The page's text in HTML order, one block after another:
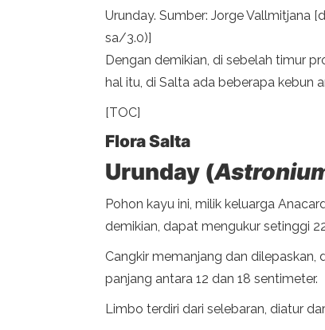
Urunday. Sumber: Jorge
sa/3.0)]
Dengan demikian, di sebelah timur
hal itu, di Salta ada beberapa kebun
[TOC]
Flora Salta
Urunday (
Pohon kayu ini, milik keluarga
demikian, dapat mengukur setinggi
Cangkir memanjang dan dilepaskan,
panjang antara 12 dan 18 sentimeter.
Limbo terdiri dari selebaran, diatur